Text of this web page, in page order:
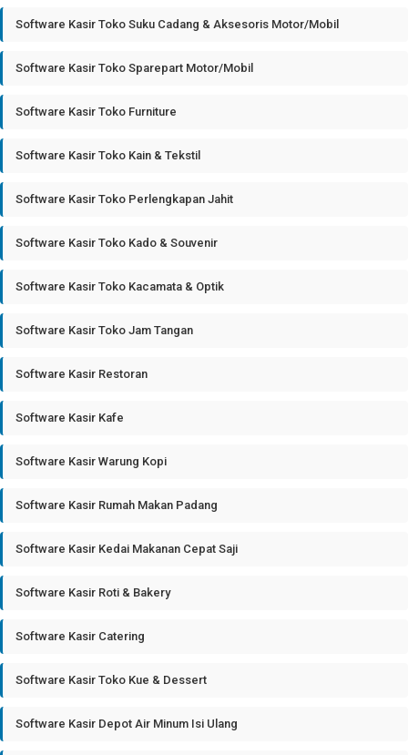
Software Kasir Toko Suku Cadang & Aksesoris Motor/Mobil
Software Kasir Toko Sparepart Motor/Mobil
Software Kasir Toko Furniture
Software Kasir Toko Kain & Tekstil
Software Kasir Toko Perlengkapan Jahit
Software Kasir Toko Kado & Souvenir
Software Kasir Toko Kacamata & Optik
Software Kasir Toko Jam Tangan
Software Kasir Restoran
Software Kasir Kafe
Software Kasir Warung Kopi
Software Kasir Rumah Makan Padang
Software Kasir Kedai Makanan Cepat Saji
Software Kasir Roti & Bakery
Software Kasir Catering
Software Kasir Toko Kue & Dessert
Software Kasir Depot Air Minum Isi Ulang